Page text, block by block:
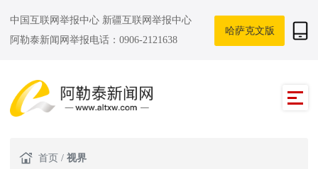
中国互联网举报中心 新疆互联网举报中心
阿勒泰新闻网举报电话：0906-2121638
哈萨克文版
首页 / 视界